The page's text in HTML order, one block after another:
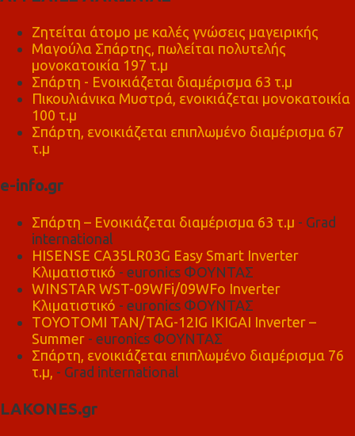
Ζητείται άτομο με καλές γνώσεις μαγειρικής
Μαγούλα Σπάρτης, πωλείται πολυτελής
μονοκατοικία 197 τ.μ
Σπάρτη - Ενοικιάζεται διαμέρισμα 63 τ.μ
Πικουλιάνικα Μυστρά, ενοικιάζεται μονοκατοικία
100 τ.μ
Σπάρτη, ενοικιάζεται επιπλωμένο διαμέρισμα 67
τ.μ
e-info.gr
Σπάρτη – Ενοικιάζεται διαμέρισμα 63 τ.μ - Grad
international
HISENSE CA35LR03G Easy Smart Inverter
Κλιματιστικό - euronics ΦΟΥΝΤΑΣ
WINSTAR WST-09WFi/09WFo Inverter
Κλιματιστικό - euronics ΦΟΥΝΤΑΣ
TOYOTOMI TAN/TAG-12IG IKIGAI Inverter –
Summer - euronics ΦΟΥΝΤΑΣ
Σπάρτη, ενοικιάζεται επιπλωμένο διαμέρισμα 76
τ.μ, - Grad international
LAKONES.gr